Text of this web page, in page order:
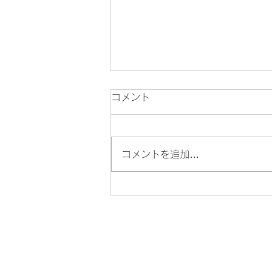
Corporate Transparency Act
(CTA)
Act（CTA）は、国防権限法の一
環として議会によって可決された
コメント
コメントを追加…